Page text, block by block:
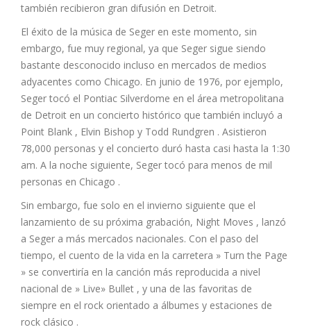
también recibieron gran difusión en Detroit.
El éxito de la música de Seger en este momento, sin
embargo, fue muy regional, ya que Seger sigue siendo
bastante desconocido incluso en mercados de medios
adyacentes como Chicago. En junio de 1976, por ejemplo,
Seger tocó el Pontiac Silverdome en el área metropolitana
de Detroit en un concierto histórico que también incluyó a
Point Blank , Elvin Bishop y Todd Rundgren . Asistieron
78,000 personas y el concierto duró hasta casi hasta la 1:30
am. A la noche siguiente, Seger tocó para menos de mil
personas en Chicago .
Sin embargo, fue solo en el invierno siguiente que el
lanzamiento de su próxima grabación, Night Moves , lanzó
a Seger a más mercados nacionales. Con el paso del
tiempo, el cuento de la vida en la carretera » Turn the Page
» se convertiría en la canción más reproducida a nivel
nacional de » Live» Bullet , y una de las favoritas de
siempre en el rock orientado a álbumes y estaciones de
rock clásico .